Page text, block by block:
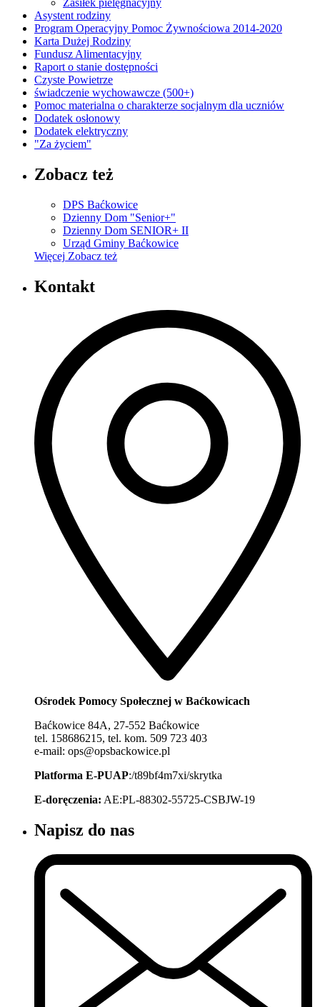
Asystent rodziny
Program Operacyjny Pomoc Żywnościowa 2014-2020
Karta Dużej Rodziny
Fundusz Alimentacyjny
Raport o stanie dostępności
Czyste Powietrze
świadczenie wychowawcze (500+)
Pomoc materialna o charakterze socjalnym dla uczniów
Dodatek osłonowy
Dodatek elektryczny
"Za życiem"
Zobacz też
DPS Baćkowice
Dzienny Dom "Senior+"
Dzienny Dom SENIOR+ II
Urząd Gminy Baćkowice
Więcej Zobacz też
Kontakt
Ośrodek Pomocy Społecznej w Baćkowicach
Baćkowice 84A, 27-552 Baćkowice
tel. 158686215, tel. kom. 509 723 403
e-mail: ops@opsbackowice.pl
Platforma E-PUAP:/t89bf4m7xi/skrytka
E-doręczenia: AE:PL-88302-55725-CSBJW-19
Napisz do nas